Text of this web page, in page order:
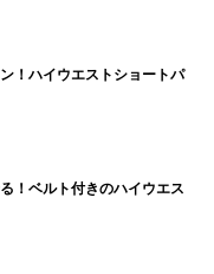
！ハイウエストショートパ
！ベルト付きのハイウエス